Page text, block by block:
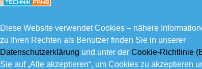
Diese Website verwendet Cookies – nähere
zu Ihren Rechten als Benutzer finden Sie in unserer
Datenschutzerklärung und unter der Cookie-Richtlinie
Sie auf „Alle akzeptieren“, um Cookies zu akzeptieren